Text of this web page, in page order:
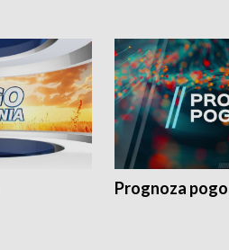
Prognoza